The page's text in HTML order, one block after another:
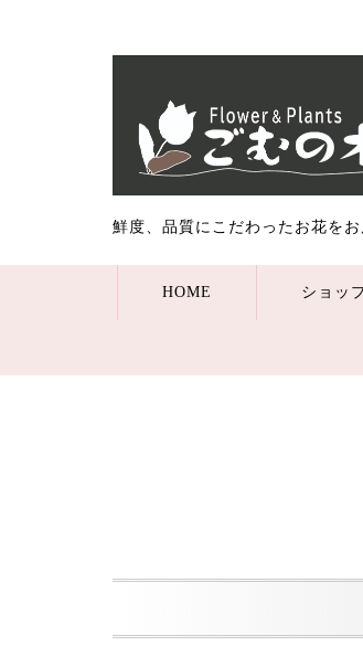
鮮度、品質にこだわったお花をお
HOME ショッ